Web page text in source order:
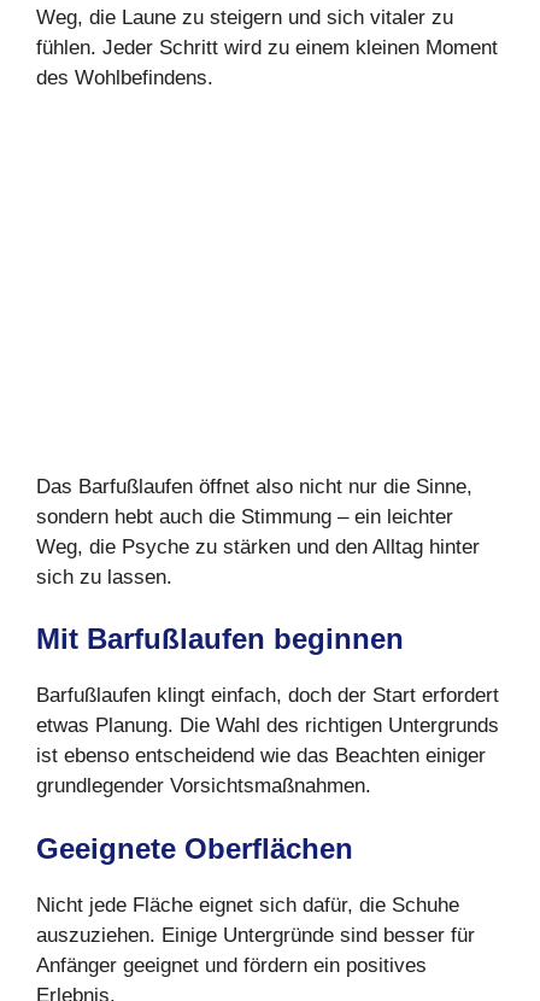
Weg, die Laune zu steigern und sich vitaler zu
fühlen. Jeder Schritt wird zu einem kleinen Moment
des Wohlbefindens.
Das Barfußlaufen öffnet also nicht nur die Sinne,
sondern hebt auch die Stimmung – ein leichter
Weg, die Psyche zu stärken und den Alltag hinter
sich zu lassen.
Mit Barfußlaufen beginnen
Barfußlaufen klingt einfach, doch der Start erfordert
etwas Planung. Die Wahl des richtigen Untergrunds
ist ebenso entscheidend wie das Beachten einiger
grundlegender Vorsichtsmaßnahmen.
Geeignete Oberflächen
Nicht jede Fläche eignet sich dafür, die Schuhe
auszuziehen. Einige Untergründe sind besser für
Anfänger geeignet und fördern ein positives
Erlebnis.